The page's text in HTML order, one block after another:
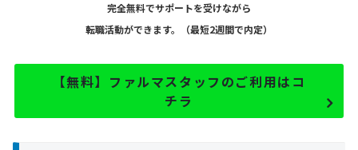
完全無料でサポートを受けながら
転職活動ができます。（最短2週間で内定）
【無料】ファルマスタッフのご利用はコ
チラ